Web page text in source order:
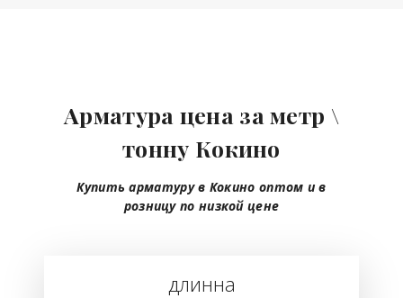
Арматура цена за метр \
тонну Кокино
Купить арматуру в Кокино оптом и в
розницупо низкой цене
длинна